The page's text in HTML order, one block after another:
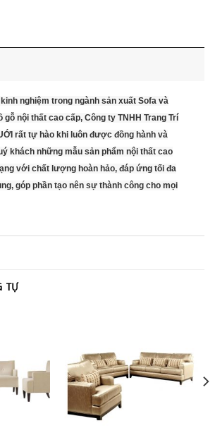
nghiệm trong ngành sản xuất Sofa và
gỗ nội thất cao cấp, Công ty TNHH Trang Trí
rất tự hào khi luôn được đồng hành và
khách những mẫu sản phẩm nội thất cao
với chất lượng hoàn hảo, đáp ứng tối đa
góp phần tạo nên sự thành công cho mọi
TỰ